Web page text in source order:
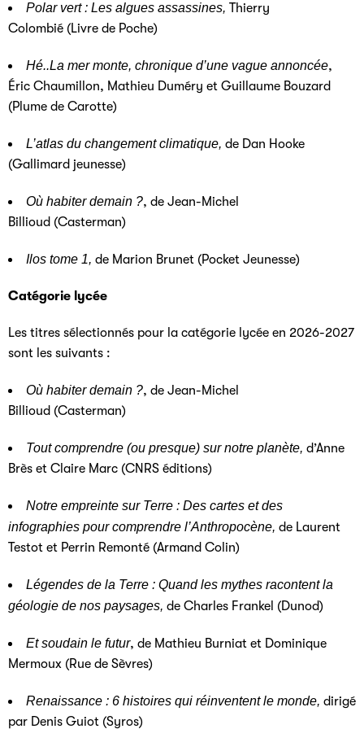
Polar vert : Les algues assassines, Thierry
Colombié (Livre de Poche)
Hé..La mer monte, chronique d’une vague annoncée,
Éric Chaumillon, Mathieu Duméry et Guillaume Bouzard
(Plume de Carotte)
L’atlas du changement climatique, de Dan Hooke
(Gallimard jeunesse)
Où habiter demain ?, de Jean-Michel
Billioud (Casterman)
Ilos tome 1, de Marion Brunet (Pocket Jeunesse)
Catégorie lycée
Les titres sélectionnés pour la catégorie lycée en 2026-2027
sont les suivants :
Où habiter demain ?, de Jean-Michel
Billioud (Casterman)
Tout comprendre (ou presque) sur notre planète, d’Anne
Brès et Claire Marc (CNRS éditions)
Notre empreinte sur Terre : Des cartes et des
infographies pour comprendre l’Anthropocène, de Laurent
Testot et Perrin Remonté (Armand Colin)
Légendes de la Terre : Quand les mythes racontent la
géologie de nos paysages, de Charles Frankel (Dunod)
Et soudain le futur, de Mathieu Burniat et Dominique
Mermoux (Rue de Sèvres)
Renaissance : 6 histoires qui réinventent le monde, dirigé
par Denis Guiot (Syros)